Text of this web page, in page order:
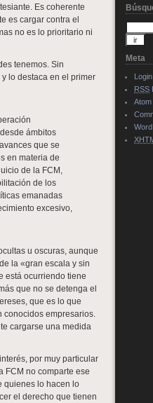
Es coherente
es cargar contra el
no es lo prioritario ni
tenemos. Sin
lo destaca en el primer
ámbitos
que se
en materia de
de la FCM,
de los
emanadas
excesivo,
u oscuras, aunque
la «gran escala y sin
está ocurriendo tiene
que no se detenga el
que es lo que
empresarios.
cargarse una medida
por muy particular
FCM no comparte ese
quienes lo hacen lo
el derecho que tienen
Meta
Login
RSS
Atom